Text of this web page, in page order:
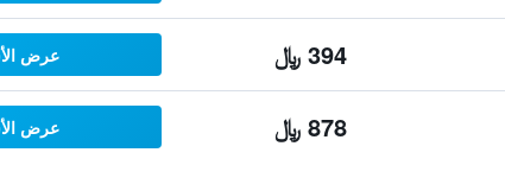
394 ﷼ عرض
878 ﷼ عرض